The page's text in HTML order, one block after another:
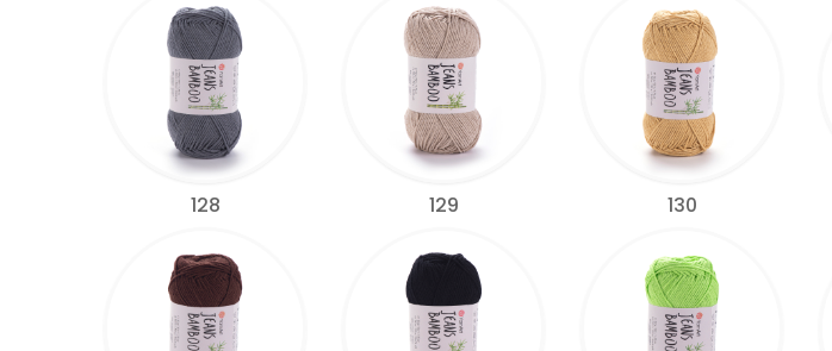
128 129 130